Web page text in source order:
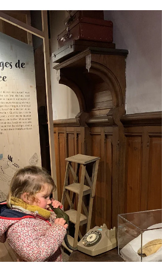
L'agence De l'idée à l'endroit à conceptualiser,
fabriquer et mis en place un mobilier
d'exposition photos pour le CIAP de Vannes,
au...